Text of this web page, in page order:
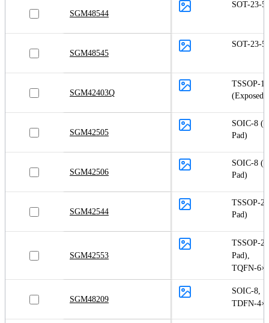
SGM48544
SOT-23-5
SGM48545
SOT-23-5
SGM42403Q
TSSOP-
(Exposed
SGM42505
SOIC-8
Pad)
SGM42506
SOIC-8
Pad)
SGM42544
TSSOP-
Pad)
SGM42553
TSSOP-
Pad),
TQFN-
SGM48209
SOIC-8,
TDFN-